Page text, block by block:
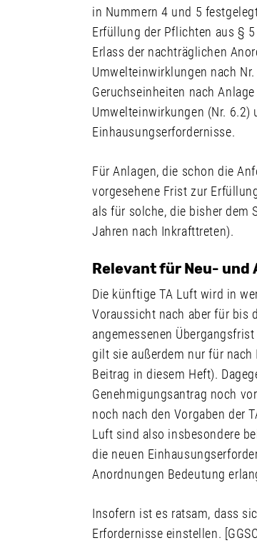
in Nummern 4 und 5
Erfüllung der Pflichten aus §
Erlass der nachträglichen
Umwelteinwirklungen nach
Geruchseinheiten nach
Umwelteinwirkungen (Nr. 6.2)
Einhausungserfordernisse.
Für Anlagen, die schon die
vorgesehene Frist zur
als für solche, die bisher dem
Jahren nach Inkrafttreten).
Relevant für Neu- und
Die künftige TA Luft wird in
Voraussicht nach aber für bis
angemessenen
gilt sie außerdem nur für
Beitrag in diesem Heft).
Genehmigungsantrag noch
noch nach den Vorgaben der
Luft sind also insbesondere
die neuen
Anordnungen Bedeutung
Insofern ist es ratsam, dass
Erfordernisse einstellen.